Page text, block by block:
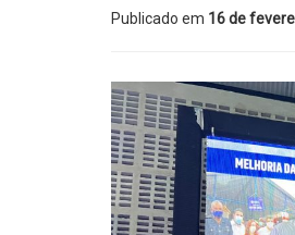
Publicado em 16 de